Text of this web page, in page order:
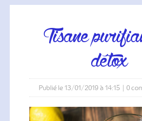
tisane purifiante et
détox
Publié le 13/01/2019 à 14:15 0